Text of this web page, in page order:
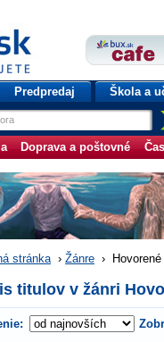
Predpredaj Škola a
Doprava a poštovné
stránka › Žánre ›
titulov v žánri